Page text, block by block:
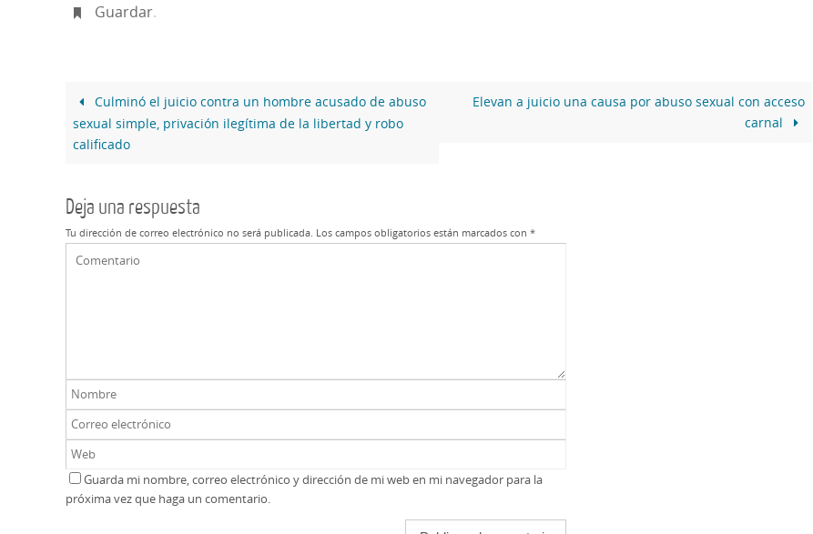
Guardar.
Culminó el juicio contra un hombre acusado de abuso
sexual simple, privación ilegítima de la libertad y robo
calificado
Elevan a juicio una causa por abuso sexual con acceso
carnal
Deja una respuesta
Tu dirección de correo electrónico no será publicada. Los campos obligatorios están marcados con *
Guarda mi nombre, correo electrónico y dirección de mi web en mi navegador para la
próxima vez que haga un comentario.